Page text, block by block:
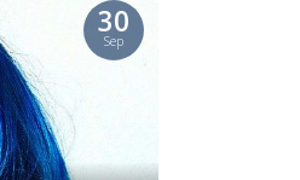
30
Sep